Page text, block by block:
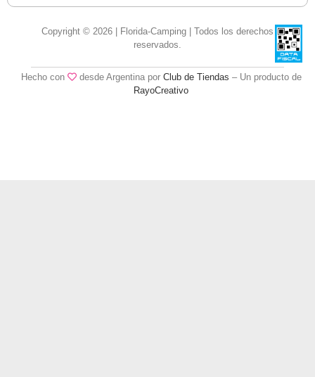
Copyright © 2026 | Florida-Camping | Todos los derechos
reservados.
Hecho con desde Argentina por Club de Tiendas – Un producto de
RayoCreativo